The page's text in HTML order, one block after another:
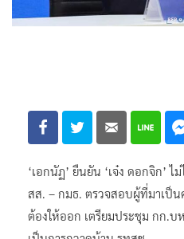
‘เอกนัฏ’ ยืนยัน ‘เจ๋ง ดอกจิก’
สส. – กมธ. ตรวจสอบผู้ที่มาเป็
ต้องให้ออก เตรียมประชุม กก.